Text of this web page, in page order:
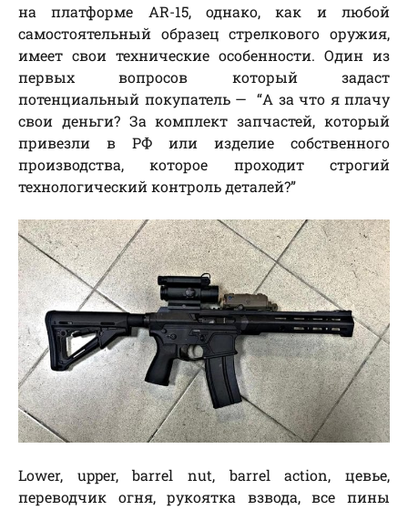
на платформе AR-15, однако, как и любой
самостоятельный образец стрелкового оружия,
имеет свои технические особенности. Один из
первых вопросов который задаст
потенциальный покупатель — “А за что я плачу
свои деньги? За комплект запчастей, который
привезли в РФ или изделие собственного
производства, которое проходит строгий
технологический контроль деталей?”
Lower, upper, barrel nut, barrel action, цевье,
переводчик огня, рукоятка взвода, все пины